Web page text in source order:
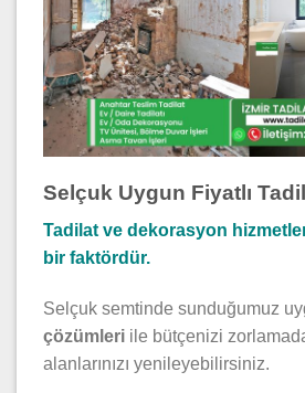
Selçuk Uygun Fiyatlı
Tadilat ve dekorasyon
bir faktördür.
Selçuk semtinde sunduğumuz
çözümleri ile bütçenizi
alanlarınızı yenileyebilirsiniz.